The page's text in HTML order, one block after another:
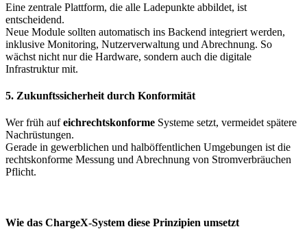
Eine zentrale Plattform, die alle Ladepunkte abbildet, ist
entscheidend.
Neue Module sollten automatisch ins Backend integriert werden,
inklusive Monitoring, Nutzerverwaltung und Abrechnung. So
wächst nicht nur die Hardware, sondern auch die digitale
Infrastruktur mit.
5. Zukunftssicherheit durch Konformität
Wer früh aufeichrechtskonforme Systeme setzt, vermeidet spätere
Nachrüstungen.
Gerade in gewerblichen und halböffentlichen Umgebungen ist die
rechtskonforme Messung und Abrechnung von Stromverbräuchen
Pflicht.
Wie das ChargeX-System diese Prinzipien umsetzt